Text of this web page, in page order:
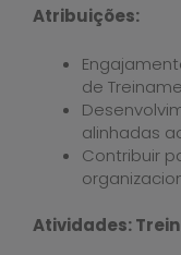
Atribuições:
de
alinhadas
Contribuir
Atividades: